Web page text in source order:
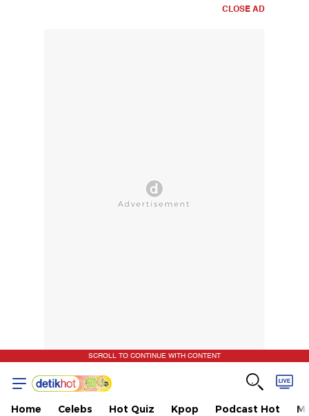
CLOSE AD
SCROLL TO CONTINUE WITH CONTENT
Home Celebs Hot Quiz Kpop Podcast Hot